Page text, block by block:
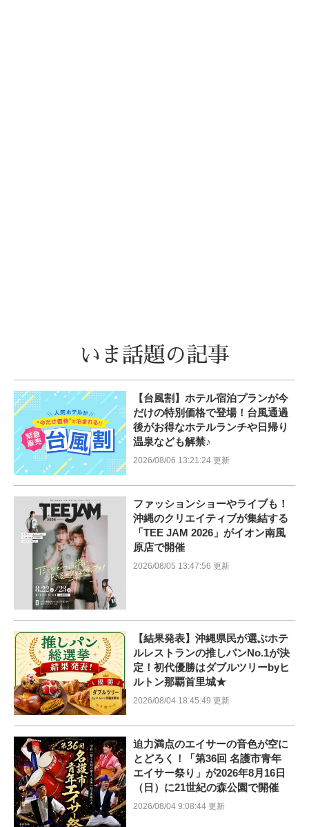
いま話題の記事
【台風割】ホテル宿泊プランが今
だけの特別価格で登場！台風通過
後がお得なホテルランチや日帰り
温泉なども解禁♪
2026/08/06 13:21:24 更新
ファッションショーやライブも！
沖縄のクリエイティブが集結する
「TEE JAM 2026」がイオン南風
原店で開催
2026/08/05 13:47:56 更新
【結果発表】沖縄県民が選ぶホテ
ルレストランの推しパンNo.1が決
定！初代優勝はダブルツリーbyヒ
ルトン那覇首里城★
2026/08/04 18:45:49 更新
迫力満点のエイサーの音色が空に
とどろく！「第36回 名護市青年
エイサー祭り」が2026年8月16日
（日）に21世紀の森公園で開催
2026/08/04 9:08:44 更新